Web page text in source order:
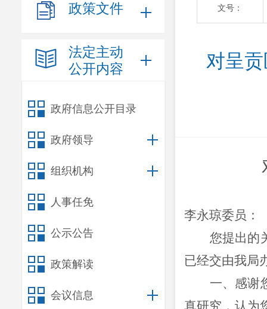
政策文件
法定主动
公开内容
政府信息公开目录
政府领导
组织机构
人事任免
公示公告
政策解读
会议信息
文号：
对呈
李永琼委员：
您提出的
已经交由我局
一、感谢
真研究，认为